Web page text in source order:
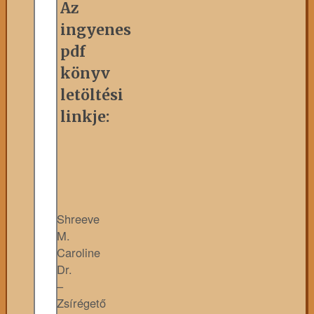
Az
ingyenes
pdf
könyv
letöltési
linkje:
Shreeve
M.
Caroline
Dr.
–
Zsírégető